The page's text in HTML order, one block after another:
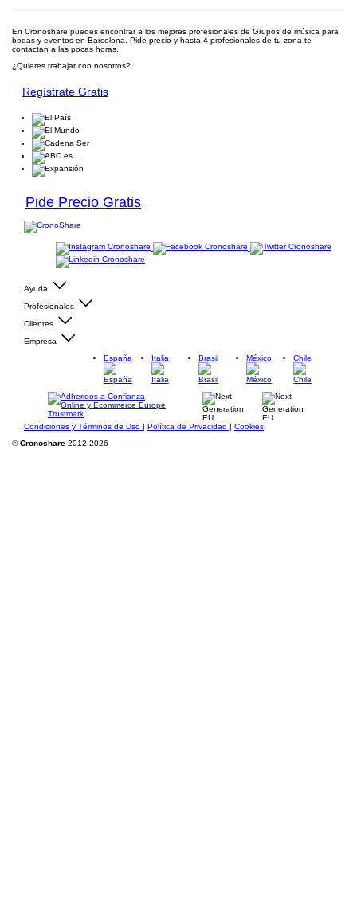
En Cronoshare puedes encontrar a los mejores profesionales de Grupos de música para
bodas y eventos en Barcelona. Pide precio y hasta 4 profesionales de tu zona te
contactan a las pocas horas.
¿Quieres trabajar con nosotros?
Regístrate Gratis
Pide Precio Gratis
Ayuda
Profesionales
Clientes
Empresa
España
Italia Brasil México Chile
Condiciones y Términos de Uso | Política de Privacidad | Cookies
©Cronoshare 2012-2026